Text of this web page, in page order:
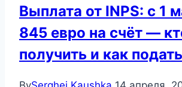
Выплата от INPS: с 1
845 евро на счёт —
получить и как